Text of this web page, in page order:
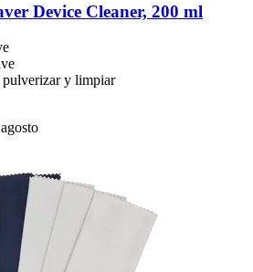
Device Cleaner, 200 ml
pulverizar y limpiar